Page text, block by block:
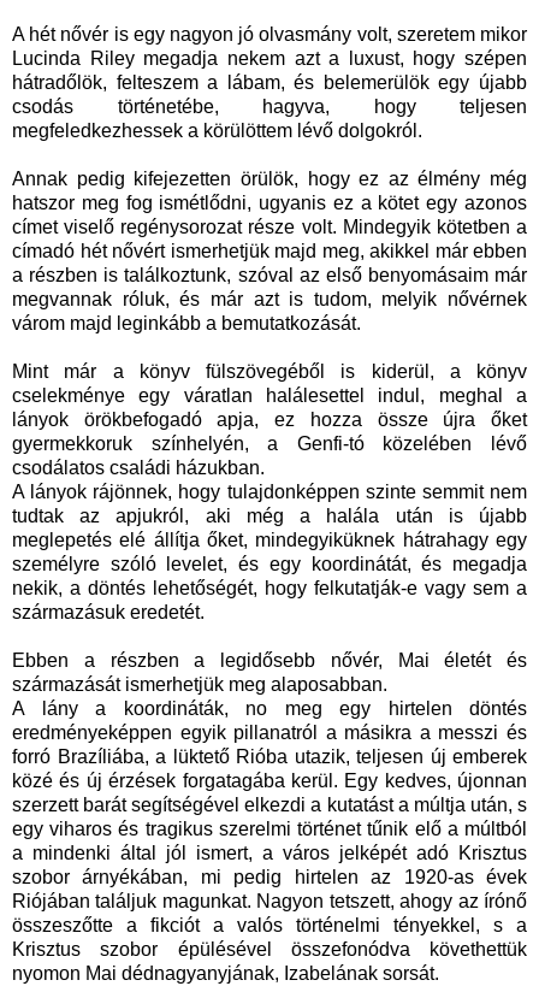
A hét nővér is egy nagyon jó olvasmány volt, szeretem mikor
Lucinda Riley megadja nekem azt a luxust, hogy szépen
hátradőlök, felteszem a lábam, és belemerülök egy újabb
csodás történetébe, hagyva, hogy teljesen
megfeledkezhessek a körülöttem lévő dolgokról.
Annak pedig kifejezetten örülök, hogy ez az élmény még
hatszor meg fog ismétlődni, ugyanis ez a kötet egy azonos
címet viselő regénysorozat része volt. Mindegyik kötetben a
címadó hét nővért ismerhetjük majd meg, akikkel már ebben
a részben is találkoztunk, szóval az első benyomásaim már
megvannak róluk, és már azt is tudom, melyik nővérnek
várom majd leginkább a bemutatkozását.
Mint már a könyv fülszövegéből is kiderül, a könyv
cselekménye egy váratlan halálesettel indul, meghal a
lányok örökbefogadó apja, ez hozza össze újra őket
gyermekkoruk színhelyén, a Genfi-tó közelében lévő
csodálatos családi házukban.
A lányok rájönnek, hogy tulajdonképpen szinte semmit nem
tudtak az apjukról, aki még a halála után is újabb
meglepetés elé állítja őket, mindegyiküknek hátrahagy egy
személyre szóló levelet, és egy koordinátát, és megadja
nekik, a döntés lehetőségét, hogy felkutatják-e vagy sem a
származásuk eredetét.
Ebben a részben a legidősebb nővér, Mai életét és
származását ismerhetjük meg alaposabban.
A lány a koordináták, no meg egy hirtelen döntés
eredményeképpen egyik pillanatról a másikra a messzi és
forró Brazíliába, a lüktető Rióba utazik, teljesen új emberek
közé és új érzések forgatagába kerül. Egy kedves, újonnan
szerzett barát segítségével elkezdi a kutatást a múltja után, s
egy viharos és tragikus szerelmi történet tűnik elő a múltból
a mindenki által jól ismert, a város jelképét adó Krisztus
szobor árnyékában, mi pedig hirtelen az 1920-as évek
Riójában találjuk magunkat. Nagyon tetszett, ahogy az írónő
összeszőtte a fikciót a valós történelmi tényekkel, s a
Krisztus szobor épülésével összefonódva követhettük
nyomon Mai dédnagyanyjának, Izabelának sorsát.